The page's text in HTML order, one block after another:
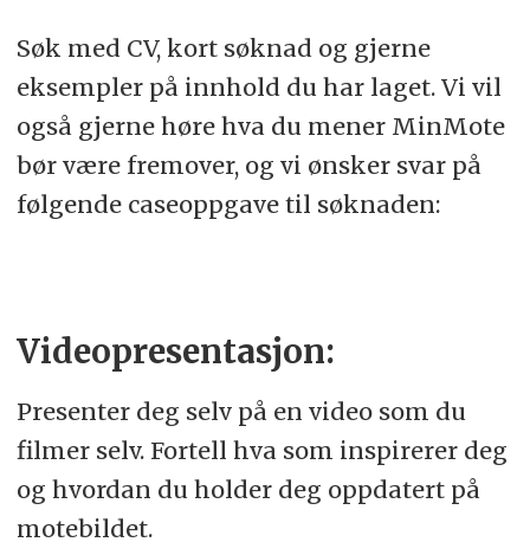
Søk med CV, kort søknad og gjerne
eksempler på innhold du har laget. Vi vil
også gjerne høre hva du mener MinMote
bør være fremover, og vi ønsker svar på
følgende caseoppgave til søknaden:
Videopresentasjon:
Presenter deg selv på en video som du
filmer selv. Fortell hva som inspirerer deg
og hvordan du holder deg oppdatert på
motebildet.